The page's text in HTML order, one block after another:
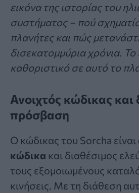
εικόνα της ιστορίας του
συστήματος – πού
πλανήτες και πώς
δισεκατομμύρια χρόνια. Το
καθοριστικό σε αυτό το
Ανοιχτός κώδικας και
πρόσβαση
Ο κώδικας του Sorcha είναι
κώδικα και διαθέσιμος
τους εξομοιωμένους
κινήσεις. Με τη διάθεση